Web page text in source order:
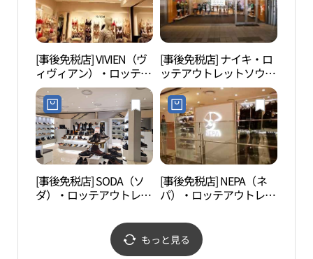
[事後免税店] VIVIEN（ヴ
ィヴィアン）・ロッテア
ウトレットソウル駅店
(비비안 롯데아울렛 서울
역점)
[事後免税店] ナイキ・ロ
ッテアウトレットソウル
駅店(나이키 롯데아울렛
서울역점)
[事後免税店] SODA（ソ
ダ）・ロッテアウトレッ
[事後免税店] NEPA（ネ
パ）・ロッテアウトレッ
아울렛 서울역점)
もっと見る